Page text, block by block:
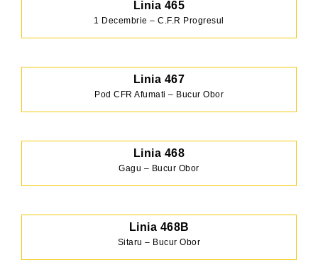
Linia 465
1 Decembrie – C.F.R Progresul
Linia 467
Pod CFR Afumati – Bucur Obor
Linia 468
Gagu – Bucur Obor
Linia 468B
Sitaru – Bucur Obor